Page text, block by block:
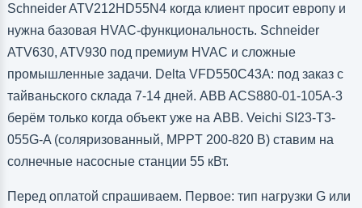
Schneider ATV212HD55N4 когда клиент просит европу и
нужна базовая HVAC-функциональность. Schneider
ATV630, ATV930 под премиум HVAC и сложные
промышленные задачи. Delta VFD550C43A: под заказ с
тайваньского склада 7-14 дней. ABB ACS880-01-105A-3
берём только когда объект уже на ABB. Veichi SI23-T3-
055G-A (соляризованный, MPPT 200-820 В) ставим на
солнечные насосные станции 55 кВт.
Перед оплатой спрашиваем. Первое: тип нагрузки G или